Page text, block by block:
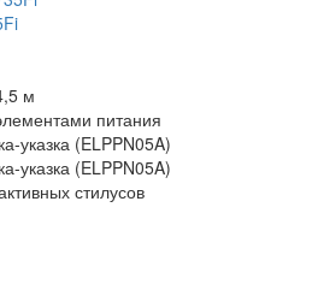
м
питания
указка (ELPPN05A)
указка (ELPPN05A)
стилусов